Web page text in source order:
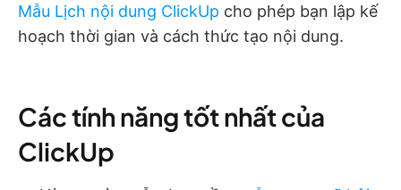
Mẫu Lịch nội dung ClickUp cho phép bạn lập kế
hoạch thời gian và cách thức tạo nội dung.
Các tính năng tốt nhất của
ClickUp